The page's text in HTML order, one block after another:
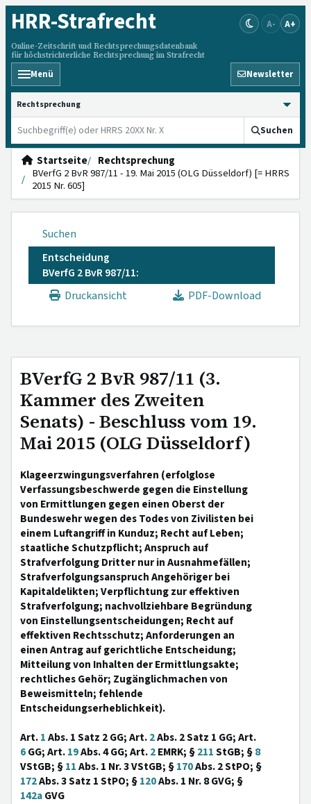
HRR-Strafrecht
Online-Zeitschrift und Rechtsprechungsdatenbank
für höchstrichterliche Rechtsprechung im Strafrecht
A- A+
Menü Newsletter
HRRS durchsuchen
Suchen
Startseite
Rechtsprechung
BVerfG 2 BvR 987/11 - 19. Mai 2015 (OLG Düsseldorf) [= HRRS
2015 Nr. 605]
Suchen
Entscheidung
BVerfG 2 BvR 987/11:
Druckansicht
PDF-Download
BVerfG 2 BvR 987/11 (3.
Kammer des Zweiten
Senats) - Beschluss vom 19.
Mai 2015 (OLG Düsseldorf)
Klageerzwingungsverfahren (erfolglose
Verfassungsbeschwerde gegen die Einstellung
von Ermittlungen gegen einen Oberst der
Bundeswehr wegen des Todes von Zivilisten bei
einem Luftangriff in Kunduz; Recht auf Leben;
staatliche Schutzpflicht; Anspruch auf
Strafverfolgung Dritter nur in Ausnahmefällen;
Strafverfolgungsanspruch Angehöriger bei
Kapitaldelikten; Verpflichtung zur effektiven
Strafverfolgung; nachvollziehbare Begründung
von Einstellungsentscheidungen; Recht auf
effektiven Rechtsschutz; Anforderungen an
einen Antrag auf gerichtliche Entscheidung;
Mitteilung von Inhalten der Ermittlungsakte;
rechtliches Gehör; Zugänglichmachen von
Beweismitteln; fehlende
Entscheidungserheblichkeit).
Art.1Abs. 1 Satz 2 GG; Art.2Abs. 2 Satz 1 GG; Art.
6GG; Art.19Abs. 4 GG; Art.2EMRK; §211StGB; §8
VStGB; §11Abs. 1 Nr. 3 VStGB; §170Abs. 2 StPO; §
172Abs. 3 Satz 1 StPO; §120Abs. 1 Nr. 8 GVG; §
142aGVG